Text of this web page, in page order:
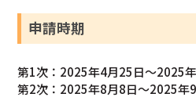
申請時期
第1次：2025年4月25日～2025
第2次：2025年8月8日～2025年